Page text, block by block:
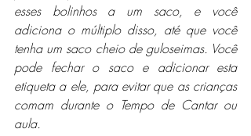
esses bolinhos a um saco, e você
adiciona o múltiplo disso, até que você
tenha um saco cheio de guloseimas. Você
pode fechar o saco e adicionar esta
etiqueta a ele, para evitar que as crianças
comam durante o Tempo de Cantar ou
aula.